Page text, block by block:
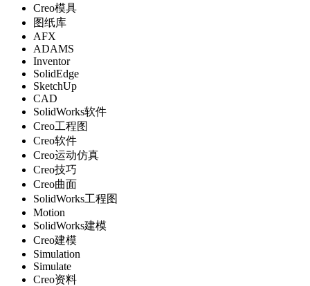
Creo模具
图纸库
AFX
ADAMS
Inventor
SolidEdge
SketchUp
CAD
SolidWorks软件
Creo工程图
Creo软件
Creo运动仿真
Creo技巧
Creo曲面
SolidWorks工程图
Motion
SolidWorks建模
Creo建模
Simulation
Simulate
Creo资料